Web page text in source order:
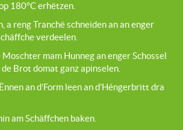
180°C erhëtzen.
a reng Tranchë schneiden an an enger
verdeelen.
mam Hunneg an enger Schossel
Brot domat ganz apinselen.
an d’Form leen an d’Héngerbritt dra
am Schäffchen baken.